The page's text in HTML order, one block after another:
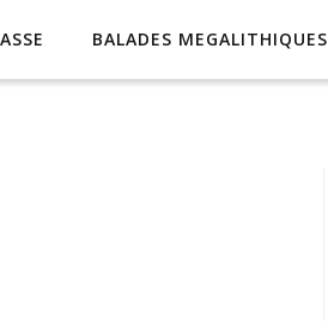
BALADES MEGALITHIQUES